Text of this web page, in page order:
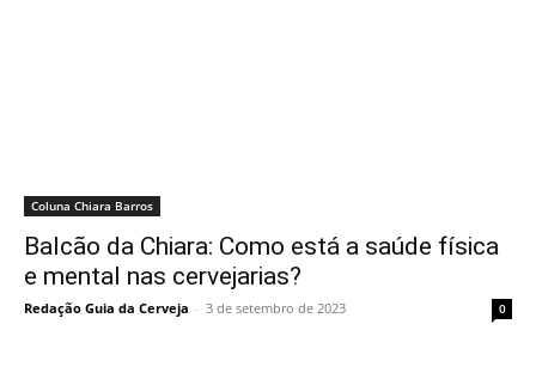
Coluna Chiara Barros
Balcão da Chiara: Como está a saúde física
e mental nas cervejarias?
Redação Guia da Cerveja - 3 de setembro de 2023 0